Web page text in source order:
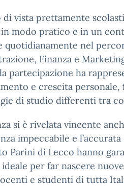
di vista prettamente
modo pratico e in un
quotidianamente nel
Finanza e
partecipazione ha
e crescita
di studio differenti tra
si è rivelata vincente
impeccabile e
Parini di Lecco hanno
per far nascere
e studenti di tutta